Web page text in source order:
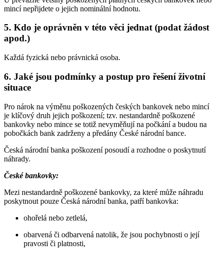
mincí nepřijdete o jejich nominální hodnotu.
5. Kdo je oprávněn v této věci jednat (podat žádost
apod.)
Každá fyzická nebo právnická osoba.
6. Jaké jsou podmínky a postup pro řešení životní
situace
Pro nárok na výměnu poškozených českých bankovek nebo mincí
je klíčový druh jejich poškození; tzv. nestandardně poškozené
bankovky nebo mince se totiž nevyměňují na počkání a budou na
pobočkách bank zadrženy a předány České národní bance.
Česká národní banka poškození posoudí a rozhodne o poskytnutí
náhrady.
České bankovky:
Mezi nestandardně poškozené bankovky, za které může náhradu
poskytnout pouze Česká národní banka, patří bankovka:
ohořelá nebo zetlelá,
obarvená či odbarvená natolik, že jsou pochybnosti o její
pravosti či platnosti,